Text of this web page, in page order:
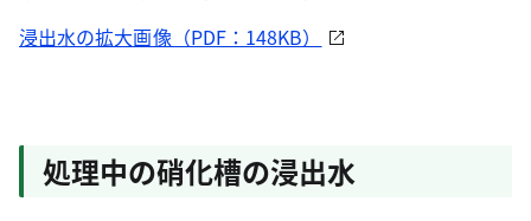
浸出水の拡大画像（PDF：148KB）
処理中の硝化槽の浸出水